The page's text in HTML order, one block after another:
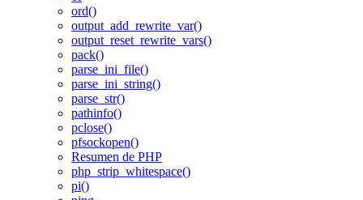
ord()
output_add_rewrite_var()
output_reset_rewrite_vars()
pack()
parse_ini_file()
parse_ini_string()
parse_str()
pathinfo()
pclose()
pfsockopen()
Resumen de PHP
php_strip_whitespace()
pi()